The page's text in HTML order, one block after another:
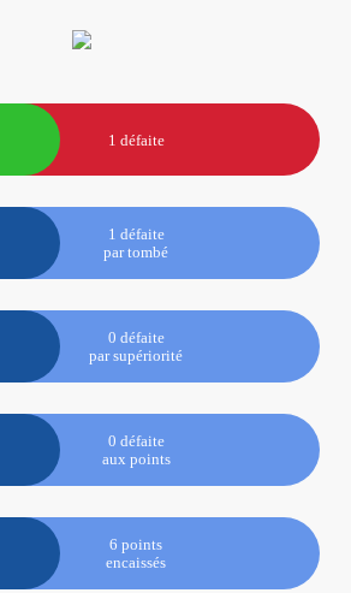
1 défaite
1 défaite
par tombé
0 défaite
par supériorité
0 défaite
aux points
6 points
encaissés